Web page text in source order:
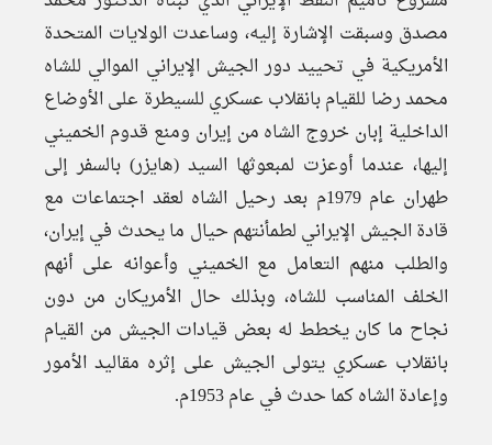
مصدق وسبقت الإشارة إليه، وساعدت الولايات المتحدة
الأمريكية في تحييد دور الجيش الإيراني الموالي للشاه
محمد رضا للقيام بانقلاب عسكري للسيطرة على الأوضاع
الداخلية إبان خروج الشاه من إيران ومنع قدوم الخميني
إليها، عندما أوعزت لمبعوثها السيد (هايزر) بالسفر إلى
طهران عام 1979م بعد رحيل الشاه لعقد اجتماعات مع
قادة الجيش الإيراني لطمأنتهم حيال ما يحدث في إيران،
والطلب منهم التعامل مع الخميني وأعوانه على أنهم
الخلف المناسب للشاه، وبذلك حال الأمريكان من دون
نجاح ما كان يخطط له بعض قيادات الجيش من القيام
بانقلاب عسكري يتولى الجيش على إثره مقاليد الأمور
وإعادة الشاه كما حدث في عام 1953م.